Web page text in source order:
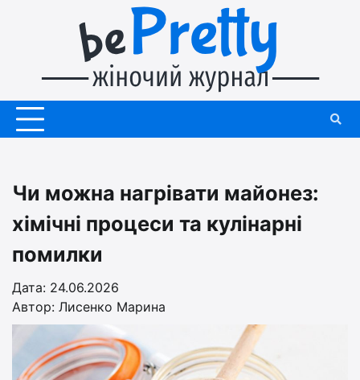
Чи можна нагрівати майонез:
хімічні процеси та кулінарні
помилки
Дата: 24.06.2026
Автор: Лисенко Марина